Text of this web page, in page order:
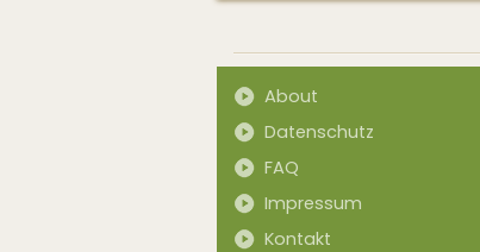
About
Datenschutz
FAQ
Impressum
Kontakt